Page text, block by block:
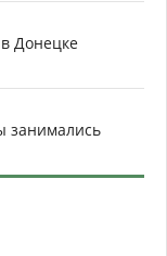
Донецке
занимались